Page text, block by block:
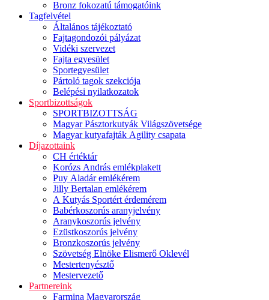
Bronz fokozatú támogatóink
Tagfelvétel
Általános tájékoztató
Fajtagondozói pályázat
Vidéki szervezet
Fajta egyesület
Sportegyesület
Pártoló tagok szekciója
Belépési nyilatkozatok
Sportbizottságok
SPORTBIZOTTSÁG
Magyar Pásztorkutyák Világszövetsége
Magyar kutyafajták Agility csapata
Díjazottaink
CH értéktár
Korózs András emlékplakett
Puy Aladár emlékérem
Jilly Bertalan emlékérem
A Kutyás Sportért érdemérem
Babérkoszorús aranyjelvény
Aranykoszorús jelvény
Ezüstkoszorús jelvény
Bronzkoszorús jelvény
Szövetség Elnöke Elismerő Oklevél
Mestertenyésztő
Mestervezető
Partnereink
Farmina Magyarország